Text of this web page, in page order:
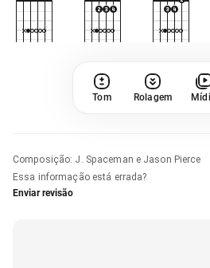
Tom Rolagem
Composição: J. Spaceman e Jason Pierce
Essa informação está errada?
Enviar revisão